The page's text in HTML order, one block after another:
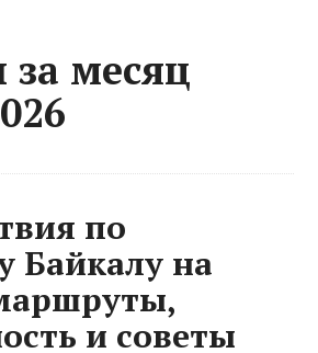
месяц
по
Байкалу на
и советы